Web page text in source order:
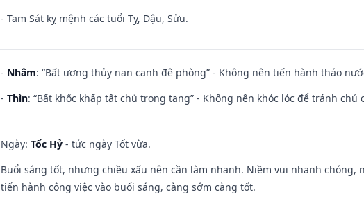
- Tam Sát kỵ mệnh các tuổi Tỵ, Dậu, Sửu.
- Nhâm: “Bất ương thủy nan canh đê phòng” - Không nên tiến hành tháo
- Thìn: “Bất khốc khấp tất chủ trọng tang” - Không nên khóc lóc để tránh chủ
Ngày: Tốc Hỷ - tức ngày Tốt vừa.
Buổi sáng tốt, nhưng chiều xấu nên cần làm nhanh. Niềm vui nhanh
tiến hành công việc vào buổi sáng, càng sớm càng tốt.